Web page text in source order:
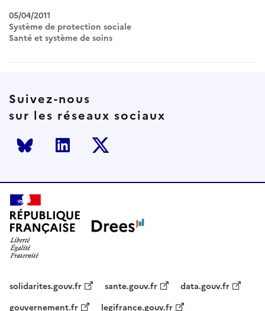
05/04/2011
Système de protection sociale
Santé et système de soins
Suivez-nous
sur les réseaux sociaux
Bluesky LinkedInTwitter
solidarites.gouv.fr sante.gouv.fr
data.gouv.fr
gouvernement.fr
legifrance.gouv.fr